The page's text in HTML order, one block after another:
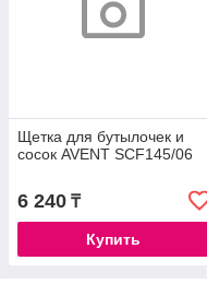
Щетка для бутылочек и
сосок AVENT SCF145/06
6 240 ₸
Купить